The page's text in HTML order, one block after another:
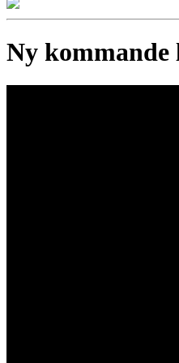
Ny kommande